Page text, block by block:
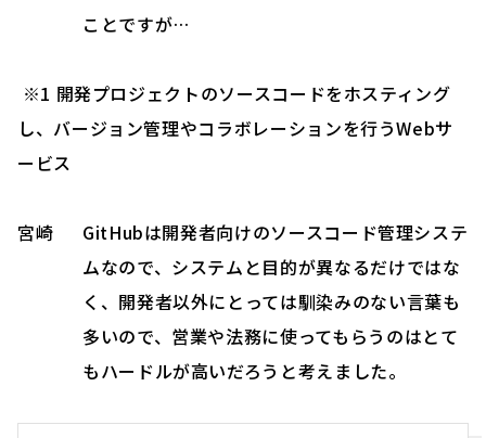
ことですが…
※1 開発プロジェクトのソースコードをホスティング
し、バージョン管理やコラボレーションを行うWebサ
ービス
宮崎
GitHubは開発者向けのソースコード管理システ
ムなので、システムと目的が異なるだけではな
く、開発者以外にとっては馴染みのない言葉も
多いので、営業や法務に使ってもらうのはとて
もハードルが高いだろうと考えました。